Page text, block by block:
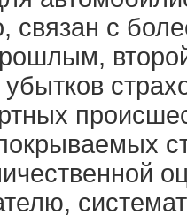
связан с
убытков